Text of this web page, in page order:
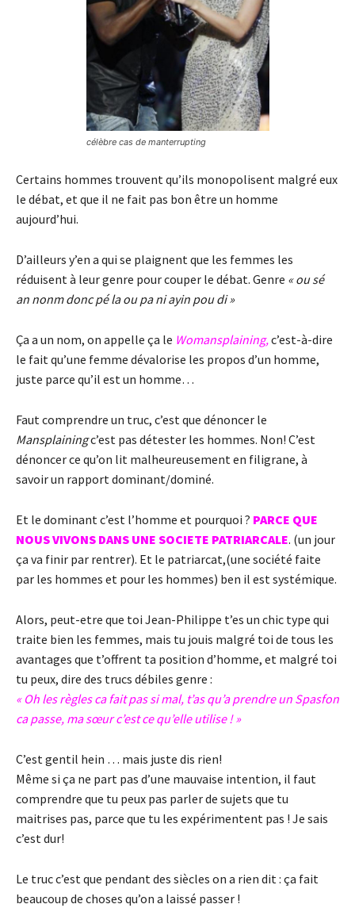
célèbre cas de manterrupting
Certains hommes trouvent qu’ils monopolisent malgré eux
le débat, et que il ne fait pas bon être un homme
aujourd’hui.
D’ailleurs y’en a qui se plaignent que les femmes les
réduisent à leur genre pour couper le débat. Genre « ou sé
an nonm donc pé la ou pa ni ayin pou di »
Ça a un nom, on appelle ça le Womansplaining,c’est-à-dire
le fait qu’une femme dévalorise les propos d’un homme,
juste parce qu’il est un homme…
Faut comprendre un truc, c’est que dénoncer le
Mansplainingc’est pas détester les hommes. Non! C’est
dénoncer ce qu’on lit malheureusement en filigrane, à
savoir un rapport dominant/dominé.
Et le dominant c’est l’homme et pourquoi ? PARCE QUE
NOUS VIVONS DANS UNE SOCIETE PATRIARCALE. (un jour
ça va finir par rentrer). Et le patriarcat,(une société faite
par les hommes et pour les hommes) ben il est systémique.
Alors, peut-etre que toi Jean-Philippe t’es un chic type qui
traite bien les femmes, mais tu jouis malgré toi de tous les
avantages que t’offrent ta position d’homme, et malgré toi
tu peux, dire des trucs débiles genre :
« Oh les règles ca fait pas si mal, t’as qu’a prendre un Spasfon
ca passe, ma sœur c’est ce qu’elle utilise ! »
C’est gentil hein … mais juste dis rien!
Même si ça ne part pas d’une mauvaise intention, il faut
comprendre que tu peux pas parler de sujets que tu
maitrises pas, parce que tu les expérimentent pas ! Je sais
c’est dur!
Le truc c’est que pendant des siècles on a rien dit : ça fait
beaucoup de choses qu’on a laissé passer !